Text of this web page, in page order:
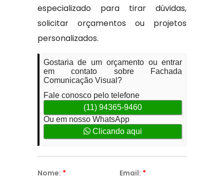
especializado para tirar dúvidas,
solicitar orçamentos ou projetos
personalizados.
Gostaria de um orçamento ou entrar
em contato sobre Fachada
Comunicação Visual?
Fale conosco pelo telefone
(11) 94365-9460
Ou em nosso WhatsApp
Clicando aqui
Nome: * Email: *